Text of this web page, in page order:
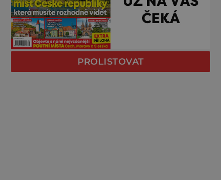
PROLISTOVAT